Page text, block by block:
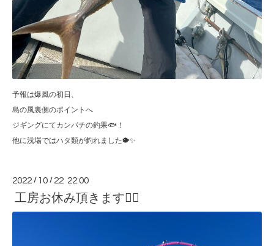
予報は爆風の初日、
島の風裏側のポイントへ
ジギングにてカンパチの釣果🐟！
他に浅場ではハタ類が釣れました🐡✨
2022 / 10 / 22 22:00
工房お休み頂きます🙇‍♂️